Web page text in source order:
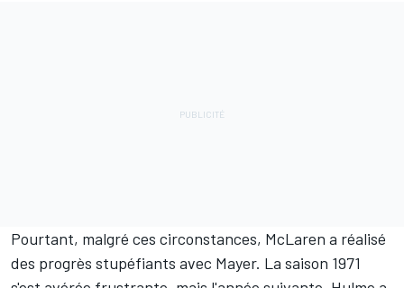
Pourtant, malgré ces circonstances, McLaren a réalisé
des progrès stupéfiants avec Mayer. La saison 1971